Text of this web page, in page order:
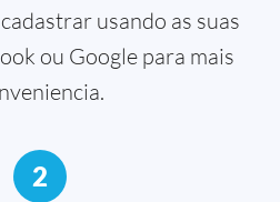
usando as suas
ou Google para mais
2